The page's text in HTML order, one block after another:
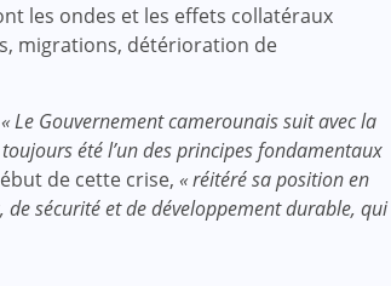
les ondes et les effets collatéraux
migrations, détérioration de
« Le Gouvernement camerounais suit avec la
été l’un des principes fondamentaux
de cette crise, « réitéré sa position en
sécurité et de développement durable, qui